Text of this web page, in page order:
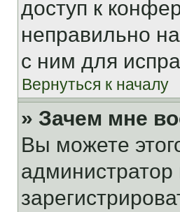
доступ к
неправильно
с ним для
Вернуться к началу
» Зачем мне
Вы можете